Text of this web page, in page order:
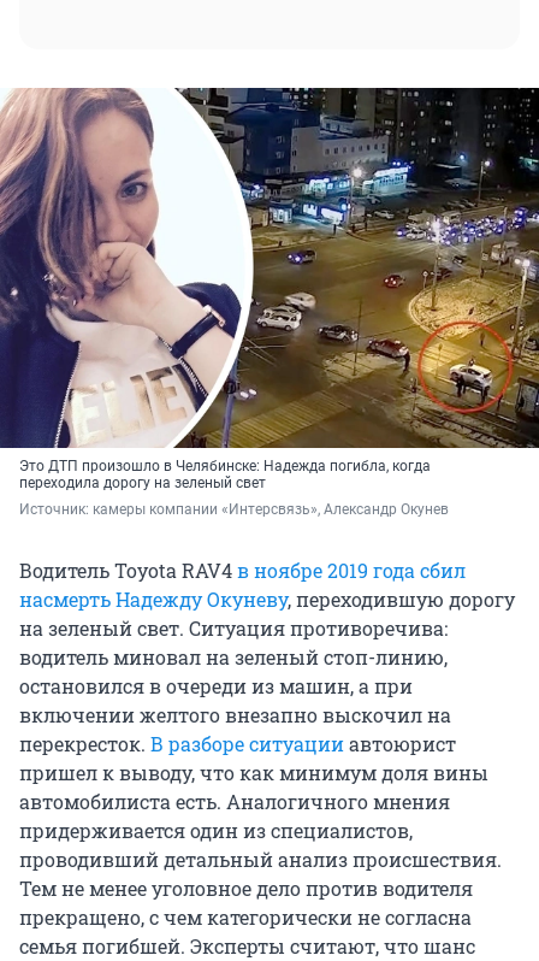
Это ДТП произошло в Челябинске: Надежда погибла, когда
переходила дорогу на зеленый свет
Источник: камеры компании «Интерсвязь», Александр Окунев
Водитель Toyota RAV4в ноябре 2019 года сбил
насмерть Надежду Окуневу, переходившую дорогу
на зеленый свет. Ситуация противоречива:
водитель миновал на зеленый стоп-линию,
остановился в очереди из машин, а при
включении желтого внезапно выскочил на
перекресток. В разборе ситуацииавтоюрист
пришел к выводу, что как минимум доля вины
автомобилиста есть. Аналогичного мнения
придерживается один из специалистов,
проводивший детальный анализ происшествия.
Тем не менее уголовное дело против водителя
прекращено, с чем категорически не согласна
семья погибшей. Эксперты считают, что шанс